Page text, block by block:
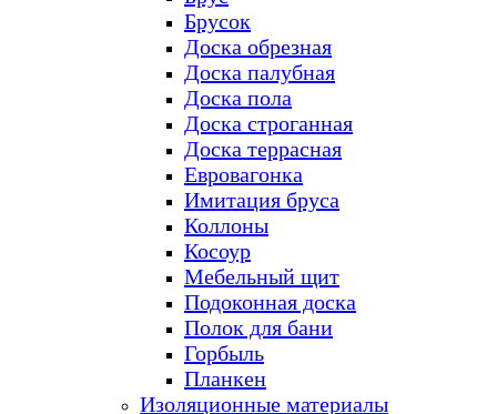
Брусок
Доска обрезная
Доска палубная
Доска пола
Доска строганная
Доска террасная
Евровагонка
Имитация бруса
Коллоны
Косоур
Мебельный щит
Подоконная доска
Полок для бани
Горбыль
Планкен
Изоляционные материалы